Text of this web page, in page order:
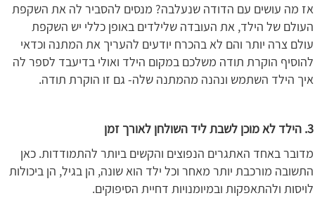
אז מה עושים עם הדודה שנעלבה? מנסים להסביר לה את השקפת
העולם של הילד, את העובדה שלילדים באופן כללי יש השקפת
עולם צרה יותר והם לא בהכרח יודעים להעריך את המתנה וכדאי
להוסיף הוקרת תודה משלכם במקום הילד ואולי בדיעבד לספר לה
איך הילד השתמש ונהנה מהמתנה שלה- גם זו הוקרת תודה.
3. הילד לא מוכן לשבת ליד השולחן לאורך זמן
מדובר באחד האתגרים הנפוצים והקשים ביותר להתמודדות. כאן
התשובה מורכבת יותר מאחר וכל ילד הוא שונה, הן בגיל, הן ביכולות
לויסות ולהתאפקות ובמיומנויות דחיית הסיפוקים.